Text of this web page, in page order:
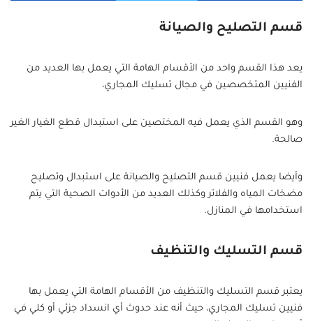
قسم التصليح والصيانة
يعد هذا القسم واحد من الأقسام الهامة التي يعمل بها العديد من
الفنيين المتخصصين في مجال تسليك المجاري،
وهو القسم الذي يعمل فيه المختصين على استبدال قطع الغيار الغير
صالحة.
وأيضا يعمل فنيين قسم التصليح والصيانة على استبدال وتصليح
مضخات المياه والفلاتر وكذلك العديد من الأدوات الصحية التي يتم
استخدامها في المنازل.
قسم التسليك والتنظيف
يعتبر قسم التسليك والتنظيف من الأقسام الهامة التي يعمل بها
فنيين تسليك المجاري، حيث أنه عند حدوث أي انسداد جزئي أو كلي في